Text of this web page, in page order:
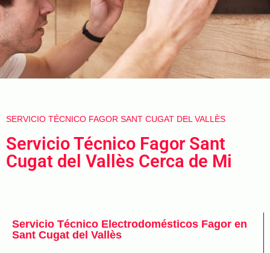
SERVICIO TÉCNICO FAGOR SANT CUGAT DEL VALLÈS
Servicio Técnico Fagor Sant
Cugat del Vallès Cerca de Mi
Servicio Técnico Electrodomésticos Fagor en
Sant Cugat del Vallès